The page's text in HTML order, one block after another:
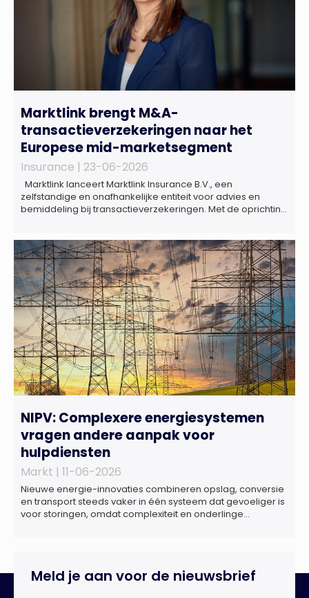
Marktlink brengt M&A-
transactieverzekeringen naar het
Europese mid-marketsegment
Insurance | 23-06-2026
Marktlink lanceert Marktlink Insurance B.V., een
zelfstandige en onafhankelijke entiteit voor advies en
bemiddeling bij transactieverzekeringen. Met de oprichting
overnames verder uit. Naast M&A-advies kunnen
ondernemers, investeerders en dealteams vanaf nu ook
terecht voor ondersteuning op het gebied […]
NIPV: Complexere energiesystemen
vragen andere aanpak voor
hulpdiensten
Markt | 11-06-2026
Nieuwe energie-innovaties combineren opslag, conversie
en transport steeds vaker in één systeem dat gevoeliger is
voor storingen, omdat complexiteit en onderlinge
energiesysteem. Het betreft systemen waarbij elektriciteit
Meld je aan voor de nieuwsbrief